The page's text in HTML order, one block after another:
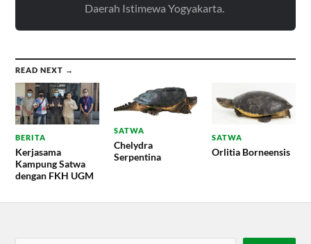
Daerah Istimewa Yogyakarta.
READ NEXT →
BERITA
Kerjasama
Kampung Satwa
dengan FKH UGM
SATWA
Chelydra
Serpentina
SATWA
Orlitia Borneensis